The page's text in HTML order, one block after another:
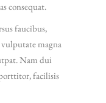
consequat.
faucibus,
vulputate magna
Nam dui
facilisis